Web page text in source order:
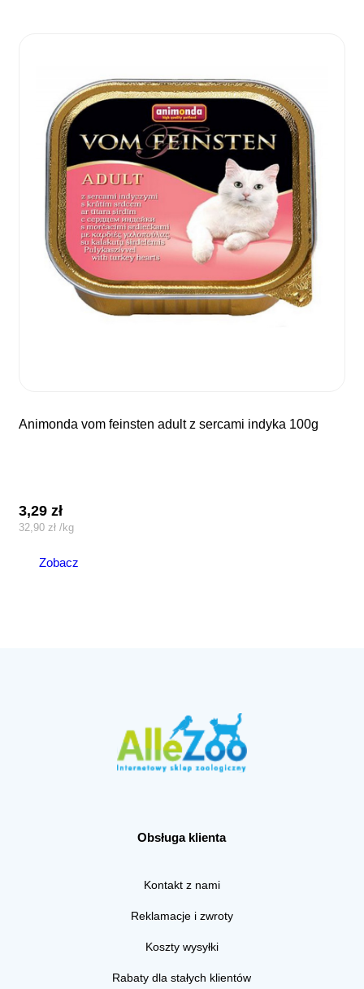
animonda vom feinsten adult z sercami indyka 100g
3,29zł
32,90zł /kg
Zobacz
Obsługa klienta
Kontakt z nami
Reklamacje i zwroty
Koszty wysyłki
Rabaty dla stałych klientów